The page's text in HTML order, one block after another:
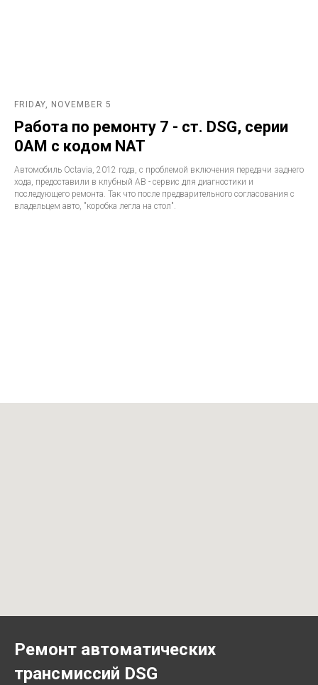
FRIDAY, NOVEMBER 5
Работа по ремонту 7 - ст. DSG, серии
0AM с кодом NAT
Автомобиль Octavia, 2012 года, с проблемой включения передачи заднего
хода, предоставили в клубный АВ - сервис для диагностики и
последующего ремонта. Так что после предварительного согласования с
владельцем авто, "коробка легла на стол".
Ремонт автоматических
трансмиссий DSG